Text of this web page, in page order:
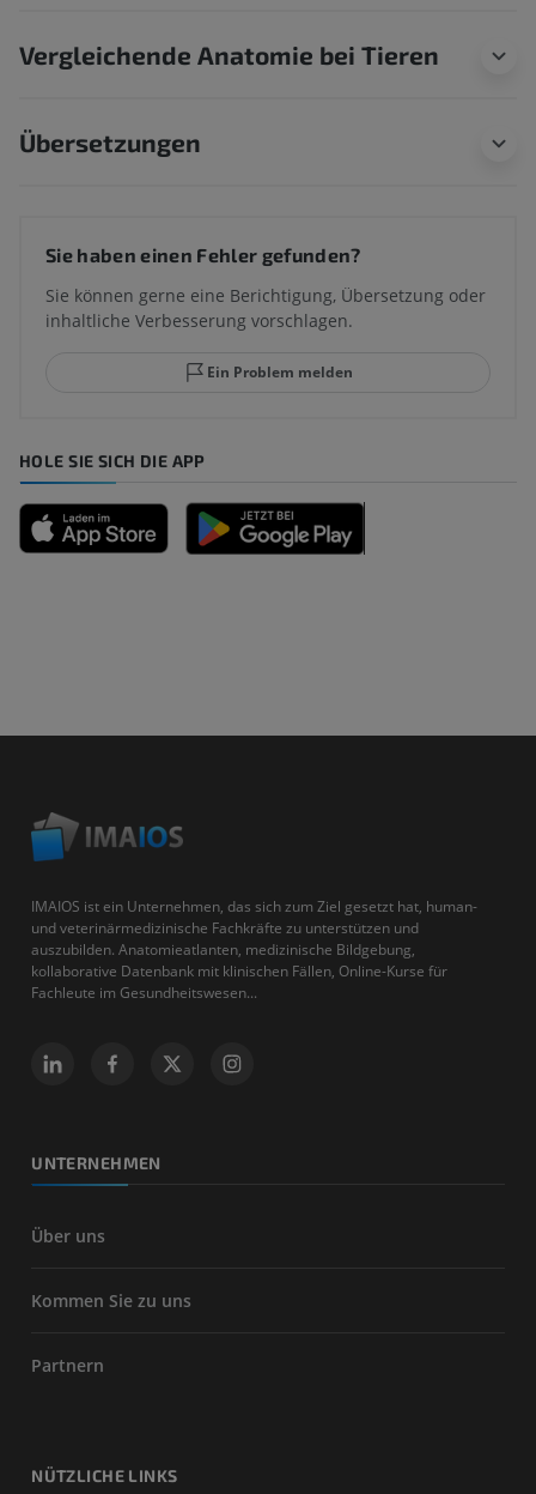
Vergleichende Anatomie bei Tieren
Übersetzungen
Sie haben einen Fehler gefunden?
Sie können gerne eine Berichtigung, Übersetzung oder
inhaltliche Verbesserung vorschlagen.
Ein Problem melden
HOLE SIE SICH DIE APP
IMAIOS ist ein Unternehmen, das sich zum Ziel gesetzt hat, human-
und veterinärmedizinische Fachkräfte zu unterstützen und
auszubilden. Anatomieatlanten, medizinische Bildgebung,
kollaborative Datenbank mit klinischen Fällen, Online-Kurse für
Fachleute im Gesundheitswesen...
UNTERNEHMEN
Über uns
Kommen Sie zu uns
Partnern
NÜTZLICHE LINKS